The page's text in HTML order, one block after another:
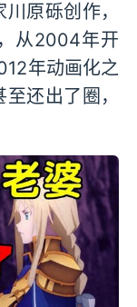
原砾创作，
从2004年开
年动画化之
还出了圈，